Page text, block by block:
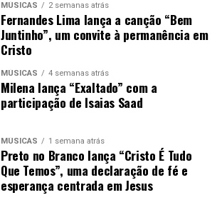
MÚSICAS 2 semanas atrás
Fernandes Lima lança a canção “Bem
Juntinho”, um convite à permanência em
Cristo
MÚSICAS 4 semanas atrás
Milena lança “Exaltado” com a
participação de Isaias Saad
MÚSICAS 1 semana atrás
Preto no Branco lança “Cristo É Tudo
Que Temos”, uma declaração de fé e
esperança centrada em Jesus